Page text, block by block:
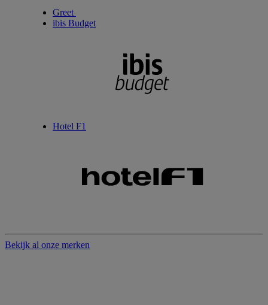
Greet
ibis Budget
Hotel F1
Bekijk al onze merken